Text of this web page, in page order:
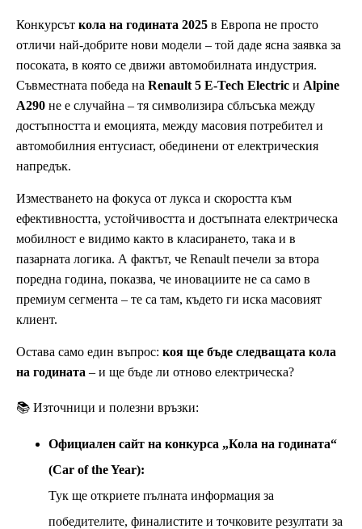
Конкурсът кола на годината 2025 в Европа не просто
отличи най-добрите нови модели – той даде ясна заявка за
посоката, в която се движи автомобилната индустрия.
Съвместната победа на Renault 5 E-Tech Electric и Alpine
A290 не е случайна – тя символизира сблъсъка между
достъпността и емоцията, между масовия потребител и
автомобилния ентусиаст, обединени от електрическия
напредък.
Изместването на фокуса от лукса и скоростта към
ефективността, устойчивостта и достъпната електрическа
мобилност е видимо както в класирането, така и в
пазарната логика. А фактът, че Renault печели за втора
поредна година, показва, че иновациите не са само в
премиум сегмента – те са там, където ги иска масовият
клиент.
Остава само един въпрос: коя ще бъде следващата кола
на годината – и ще бъде ли отново електрическа?
📚 Източници и полезни връзки:
Официален сайт на конкурса „Кола на годината“
(Car of the Year):
Тук ще откриете пълната информация за
победителите, финалистите и точковите резултати за